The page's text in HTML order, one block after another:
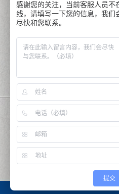
关于澳邦
领导人致辞
©
地址：浙
电话：
传真：
邮箱：
公安备案号
感谢您的关注，当前客服人员不
线，请填写一下您的信息，我们
尽快和您联系。
提交